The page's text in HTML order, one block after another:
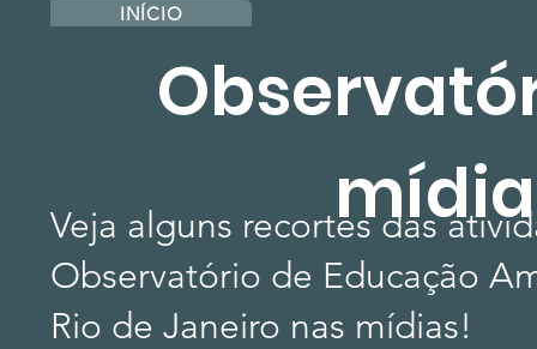
INÍCIO
mídia
Veja alguns recortes das
Observatório de Educação
Rio de Janeiro nas mídias!